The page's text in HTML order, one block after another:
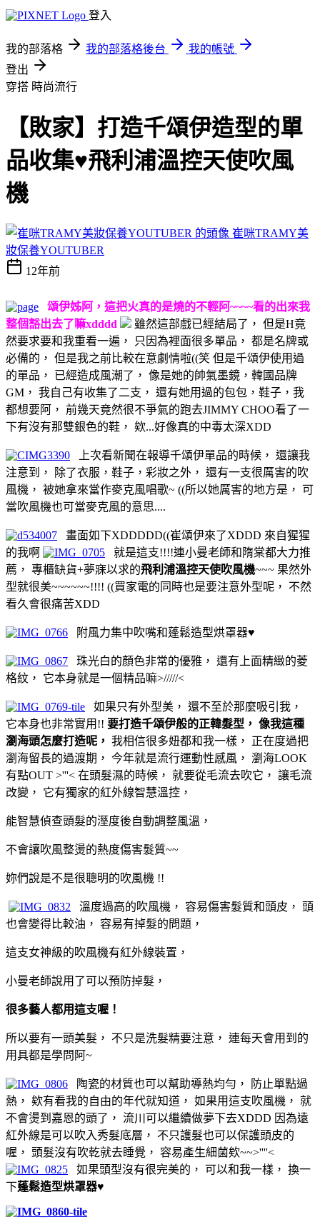
登入
我的部落格 我的部落格後台
我的帳號
登出
穿搭 時尚流行
【敗家】打造千頌伊造型的單
品收集♥飛利浦溫控天使吹風
機
崔咪TRAMY美
妝保養YOUTUBER
12年前
頌伊姊阿，這把火真的是燒的不輕阿~~~~看的出來我
整個豁出去了嘛xdddd
雖然這部戲已經結局了， 但是H竟
然要求要和我重看一遍， 只因為裡面很多單品， 都是名牌或
必備的， 但是我之前比較在意劇情啦((笑 但是千頌伊使用過
的單品， 已經造成風潮了， 像是她的帥氣墨鏡，韓國品牌
GM， 我自己有收集了二支， 還有她用過的包包，鞋子，我
都想要阿， 前幾天竟然很不爭氣的跑去JIMMY CHOO看了一
下有沒有那雙銀色的鞋， 欸...好像真的中毒太深XDD
上次看新聞在報導千頌伊單品的時候， 還讓我
注意到， 除了衣服，鞋子，彩妝之外， 還有一支很厲害的吹
風機， 被她拿來當作麥克風唱歌~ ((所以她厲害的地方是， 可
當吹風機也可當麥克風的意思....
畫面如下XDDDDD((崔頌伊來了XDDD 來自猩猩
的我啊
就是這支!!!!連小曼老師和隋棠都大力推
薦， 專櫃缺貨+夢寐以求的飛利浦溫控天使吹風機~~~ 果然外
型就很美~~~~~~!!!! ((買家電的同時也是要注意外型呢， 不然
看久會很痛苦XDD
附風力集中吹嘴和蓬鬆造型烘罩器♥
珠光白的顏色非常的優雅， 還有上面精緻的菱
格紋， 它本身就是一個精品嘛>/////<
如果只有外型美， 還不至於那麼吸引我，
它本身也非常實用!! 要打造千頌伊般的正韓髮型， 像我這種
瀏海頭怎麼打造呢， 我相信很多妞都和我一樣， 正在度過把
瀏海留長的過渡期， 今年就是流行運動性感風， 瀏海LOOK
有點OUT >'''< 在頭髮濕的時候， 就要從毛流去吹它， 讓毛流
改變， 它有獨家的紅外線智慧溫控，
能智慧偵查頭髮的溼度後自動調整風溫，
不會讓吹風整燙的熱度傷害髮質~~
妳們說是不是很聰明的吹風機 !!
溫度過高的吹風機， 容易傷害髮質和頭皮， 頭
也會變得比較油， 容易有掉髮的問題，
這支女神級的吹風機有紅外線裝置，
小曼老師說用了可以預防掉髮，
很多藝人都用這支喔！
所以要有一頭美髮， 不只是洗髮精要注意， 連每天會用到的
用具都是學問阿~
陶瓷的材質也可以幫助導熱均勻， 防止單點過
熱， 欸有看我的自由的年代就知道， 如果用這支吹風機， 就
不會燙到嘉恩的頭了， 流川可以繼續做夢下去XDDD 因為遠
紅外線是可以吹入秀髮底層， 不只護髮也可以保護頭皮的
喔， 頭髮沒有吹乾就去睡覺， 容易產生細菌欸~~>''''<
如果頭型沒有很完美的， 可以和我一樣， 換一
下蓬鬆造型烘罩器♥